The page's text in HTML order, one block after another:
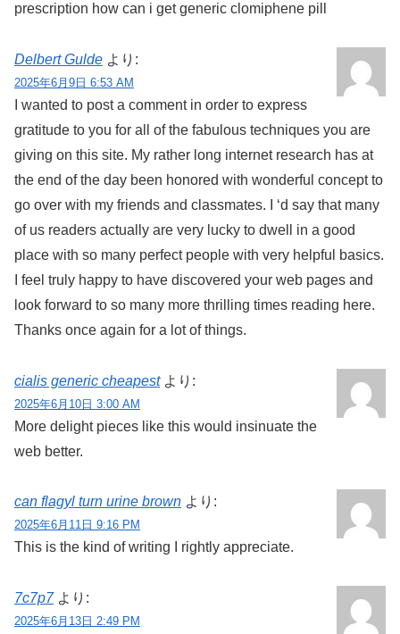
prescription how can i get generic clomiphene pill
Delbert Gulde より:
2025年6月9日 6:53 AM
I wanted to post a comment in order to express
gratitude to you for all of the fabulous techniques you are
giving on this site. My rather long internet research has at
the end of the day been honored with wonderful concept to
go over with my friends and classmates. I ‘d say that many
of us readers actually are very lucky to dwell in a good
place with so many perfect people with very helpful basics.
I feel truly happy to have discovered your web pages and
look forward to so many more thrilling times reading here.
Thanks once again for a lot of things.
cialis generic cheapest より:
2025年6月10日 3:00 AM
More delight pieces like this would insinuate the
web better.
can flagyl turn urine brown より:
2025年6月11日 9:16 PM
This is the kind of writing I rightly appreciate.
7c7p7 より:
2025年6月13日 2:49 PM